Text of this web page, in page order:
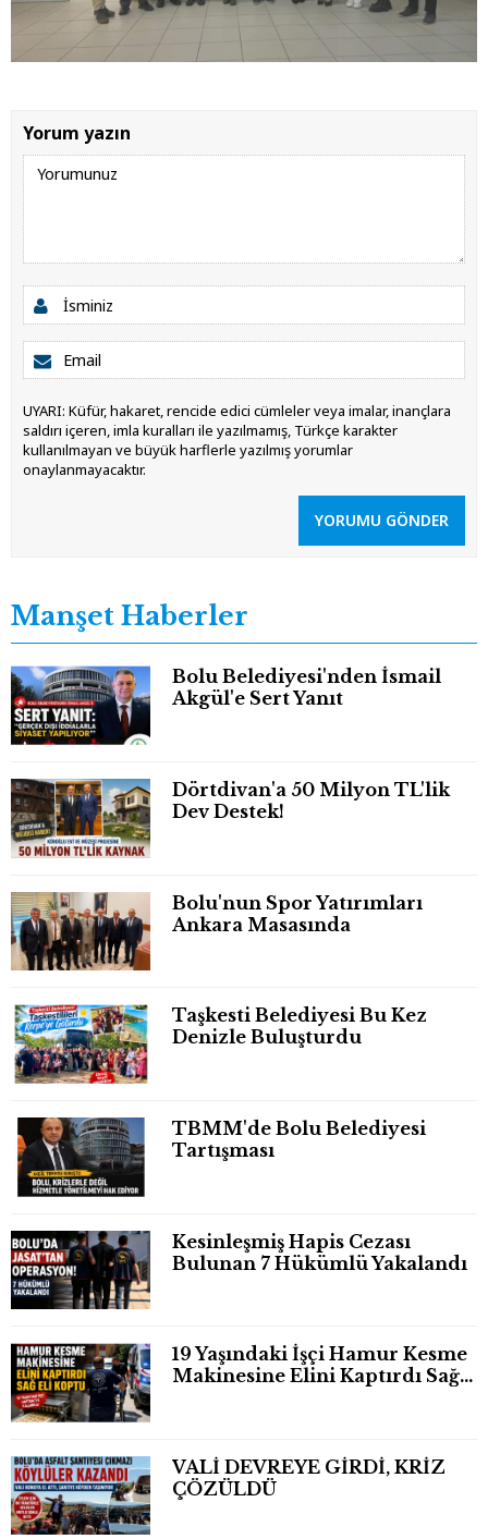
Yorum yazın
UYARI: Küfür, hakaret, rencide edici cümleler veya imalar, inançlara
saldırı içeren, imla kuralları ile yazılmamış, Türkçe karakter
kullanılmayan ve büyük harflerle yazılmış yorumlar
onaylanmayacaktır.
YORUMU GÖNDER
Manşet Haberler
Bolu Belediyesi'nden İsmail
Akgül'e Sert Yanıt
Dörtdivan'a 50 Milyon TL'lik
Dev Destek!
Bolu'nun Spor Yatırımları
Ankara Masasında
Taşkesti Belediyesi Bu Kez
Denizle Buluşturdu
TBMM'de Bolu Belediyesi
Tartışması
Kesinleşmiş Hapis Cezası
Bulunan 7 Hükümlü Yakalandı
19 Yaşındaki İşçi Hamur Kesme
Makinesine Elini Kaptırdı Sağ
VALİ DEVREYE GİRDİ, KRİZ
ÇÖZÜLDÜ